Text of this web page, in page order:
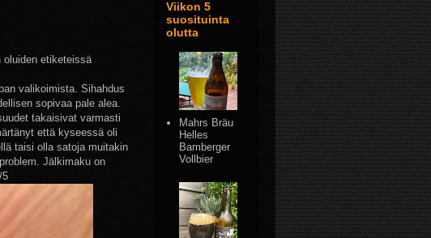
oluiden etiketeissä
valikoimista. Sihahdus
sopivaa pale alea.
takaisivat varmasti
että kyseessä oli
taisi olla satoja muitakin
Jälkimaku on
5
Viikon 5
suosituinta
olutta
Mahrs Bräu
Helles
Bamberger
Vollbier